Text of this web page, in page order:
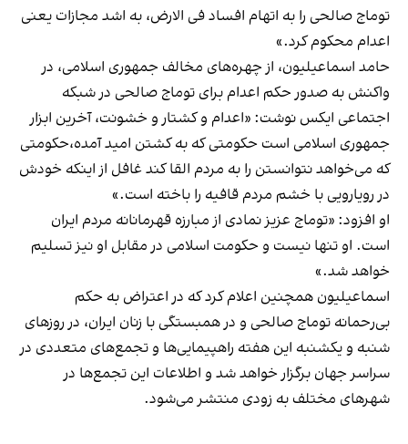
توماج صالحی را به اتهام افساد فی الارض، به اشد مجازات یعنی
اعدام محکوم کرد.»
حامد اسماعیلیون، از چهره‌های مخالف جمهوری اسلامی، در
واکنش به صدور حکم اعدام برای توماج صالحی در شبکه
اجتماعی ایکس نوشت: «اعدام و کشتار و خشونت، آخرین ابزار
جمهوری اسلامی‌ است حکومتی که به کشتن امید آمده،حکومتی
که می‌خواهد نتوانستن را به مردم القا کند غافل از اینکه خودش
در رویارویی با خشم مردم قافیه را باخته است.»
او افزود: «توماج عزیز نمادی از مبارزه‌ قهرمانانه‌ مردم ایران
است. او تنها نیست و حکومت اسلامی در مقابل او نیز تسلیم
خواهد شد.»
اسماعیلیون همچنین اعلام کرد که در اعتراض به حکم
بی‌رحمانه‌ توماج صالحی و در همبستگی با زنان ایران، در روزهای
شنبه و یکشنبه‌ این هفته راهپیمایی‌ها و تجمع‌های متعددی در
سراسر جهان برگزار خواهد شد و اطلاعات این تجمع‌ها در
شهرهای مختلف به زودی منتشر می‌شود.